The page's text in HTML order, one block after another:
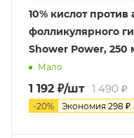
10% кислот
фолликулярного
Shower Power, 250
Мало
1 192 ₽/шт 1 490 ₽
-20% Экономия 298 ₽